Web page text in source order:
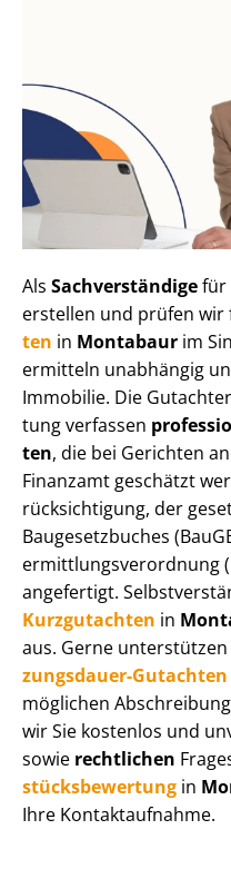
Als Sachverständigefür
erstellen und prüfen wir
ten in Montabaur im
ermitteln unabhängig
Immobilie. Die
tung verfassen
ten, die bei Gerichten
Finanzamt geschätzt
rück­sich­ti­gung, der
Baugesetzbuches
ermitt­lungs­ver­ord­nung
angefertigt.
Kurzgutachten in
aus. Gerne unterstützen
zungs­dau­er-Gutachten
möglichen
wir Sie kostenlos und
sowie rechtlichen
stücks­be­wer­tung in
Ihre Kontaktaufnahme.